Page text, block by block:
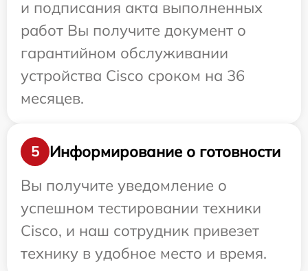
и подписания акта выполненных
работ Вы получите документ о
гарантийном обслуживании
устройства Cisco сроком на 36
месяцев.
5
Информирование о готовности
Вы получите уведомление о
успешном тестировании техники
Cisco, и наш сотрудник привезет
технику в удобное место и время.